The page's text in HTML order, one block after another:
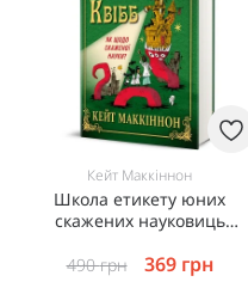
Кейт Маккіннон
Школа етикету юних
скажених науковиць
490грн 369 грн